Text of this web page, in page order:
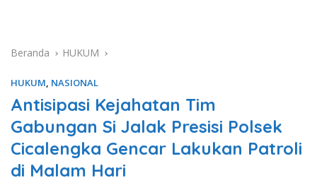
Beranda HUKUM
HUKUM, NASIONAL
Antisipasi Kejahatan Tim
Gabungan Si Jalak Presisi Polsek
Cicalengka Gencar Lakukan Patroli
di Malam Hari